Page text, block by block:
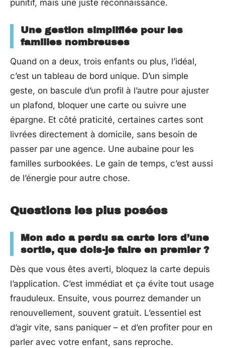
punitif, mais une juste reconnaissance.
Une gestion simplifiée pour les
familles nombreuses
Quand on a deux, trois enfants ou plus, l’idéal,
c’est un tableau de bord unique. D’un simple
geste, on bascule d’un profil à l’autre pour ajuster
un plafond, bloquer une carte ou suivre une
épargne. Et côté praticité, certaines cartes sont
livrées directement à domicile, sans besoin de
passer par une agence. Une aubaine pour les
familles surbookées. Le gain de temps, c’est aussi
de l’énergie pour autre chose.
Questions les plus posées
Mon ado a perdu sa carte lors d’une
sortie, que dois-je faire en premier ?
Dès que vous êtes averti, bloquez la carte depuis
l’application. C’est immédiat et ça évite tout usage
frauduleux. Ensuite, vous pourrez demander un
renouvellement, souvent gratuit. L’essentiel est
d’agir vite, sans paniquer – et d’en profiter pour en
parler avec votre enfant, sans reproche.